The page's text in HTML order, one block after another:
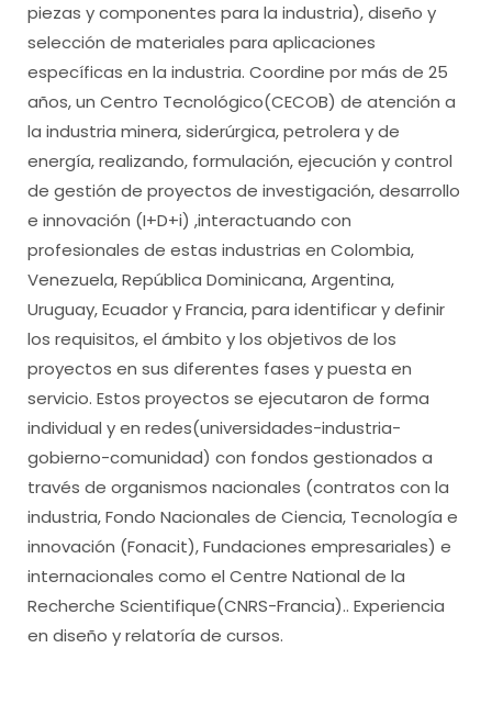
piezas y componentes para la industria), diseño y
selección de materiales para aplicaciones
específicas en la industria. Coordine por más de 25
años, un Centro Tecnológico(CECOB) de atención a
la industria minera, siderúrgica, petrolera y de
energía, realizando, formulación, ejecución y control
de gestión de proyectos de investigación, desarrollo
e innovación (I+D+i) ,interactuando con
profesionales de estas industrias en Colombia,
Venezuela, República Dominicana, Argentina,
Uruguay, Ecuador y Francia, para identificar y definir
los requisitos, el ámbito y los objetivos de los
proyectos en sus diferentes fases y puesta en
servicio. Estos proyectos se ejecutaron de forma
individual y en redes(universidades-industria-
gobierno-comunidad) con fondos gestionados a
través de organismos nacionales (contratos con la
industria, Fondo Nacionales de Ciencia, Tecnología e
innovación (Fonacit), Fundaciones empresariales) e
internacionales como el Centre National de la
Recherche Scientifique(CNRS-Francia).. Experiencia
en diseño y relatoría de cursos.